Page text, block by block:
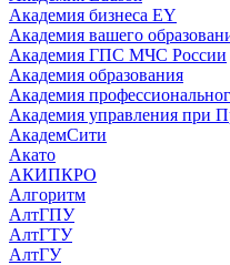
Академия бизнеса EY
Академия вашего
Академия ГПС МЧС России
Академия образования
Академия
Академия управления при
АкадемСити
Акато
АКИПКРО
Алгоритм
АлтГПУ
АлтГТУ
АлтГУ